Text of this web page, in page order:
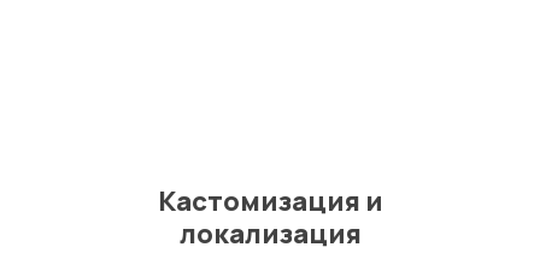
Кастомизация и
локализация